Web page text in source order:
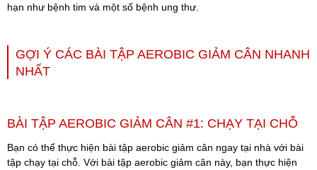
hạn như bệnh tim và một số bệnh ung thư.
GỢI Ý CÁC BÀI TẬP AEROBIC GIẢM CÂN NHANH
NHẤT
BÀI TẬP AEROBIC GIẢM CÂN #1: CHẠY TẠI CHỖ
Bạn có thể thực hiện bài tập aerobic giảm cân ngay tại nhà với bài
tập chạy tại chỗ. Với bài tập aerobic giảm cân này, bạn thực hiện